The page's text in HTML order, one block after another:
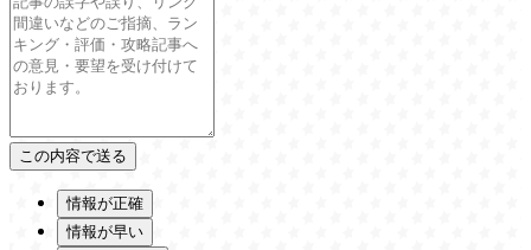
情報が正確
情報が早い